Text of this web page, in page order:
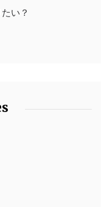
い？